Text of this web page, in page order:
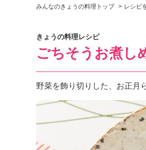
みんなのきょうの料理トップ レシピ
きょうの料理レシピ
ごちそうお煮し
野菜を飾り切りした、お正月